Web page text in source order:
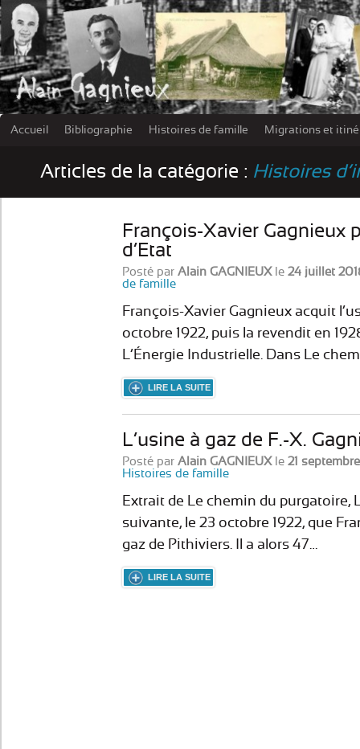
Accueil Bibliographie Histoires de famille Migrations et
Les
Articles de la catégorie : Histoires
François-Xavier Gagnieux
d’Etat
Posté par Alain GAGNIEUX le 24 juillet
de famille
François-Xavier Gagnieux acquit
octobre 1922, puis la revendit en
L’Énergie Industrielle. Dans Le
LIRE LA SUITE
L’usine à gaz de F.-X.
Posté par Alain GAGNIEUX le 21
Histoires de famille
Extrait de Le chemin du purgatoire,
suivante, le 23 octobre 1922, que
gaz de Pithiviers. Il a alors 47…
LIRE LA SUITE